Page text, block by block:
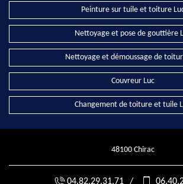
Peinture sur tuile et toiture
Nettoyage et pose de gouttière
Nettoyage et démoussage de
Couvreur Luc
Changement de toiture et tuile
48100 Chirac
04.82.29.31.71 /